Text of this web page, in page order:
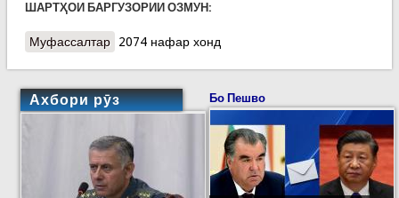
ШАРТҲОИ БАРГУЗОРИИ ОЗМУН:
Муфассалтаро Озмуни Кумитаи ҳолатҳои фавқулодда барои
2074 нафар хонд
Ахбори рӯз Бо Пешво